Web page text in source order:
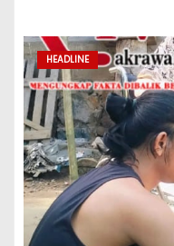
HEADLINE